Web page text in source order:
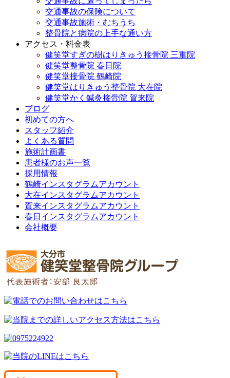
交通事故の保険について
交通事故施術・むちうち
整骨院と病院の上手な通い方
アクセス・料金表
健笑堂すぎの樹はりきゅう接骨院 三重院
健笑堂整骨院 春日院
健笑堂接骨院 鶴崎院
健笑堂はりきゅう整骨院 大在院
健笑堂かく鍼灸接骨院 賀来院
ブログ
初めての方へ
スタッフ紹介
よくある質問
施術計画書
患者様のお声一覧
採用情報
鶴崎インスタグラムアカウント
大在インスタグラムアカウント
賀来インスタグラムアカウント
春日インスタグラムアカウント
会社概要